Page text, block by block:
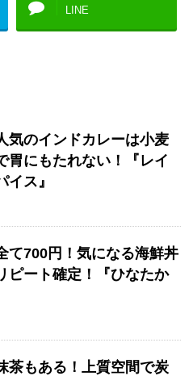
LINE
気のインドカレーは小麦
胃にもたれない！『レイ
イス』
て700円！気になる海鮮丼
ピート確定！『ひなたか
茶もある！上質空間で炭